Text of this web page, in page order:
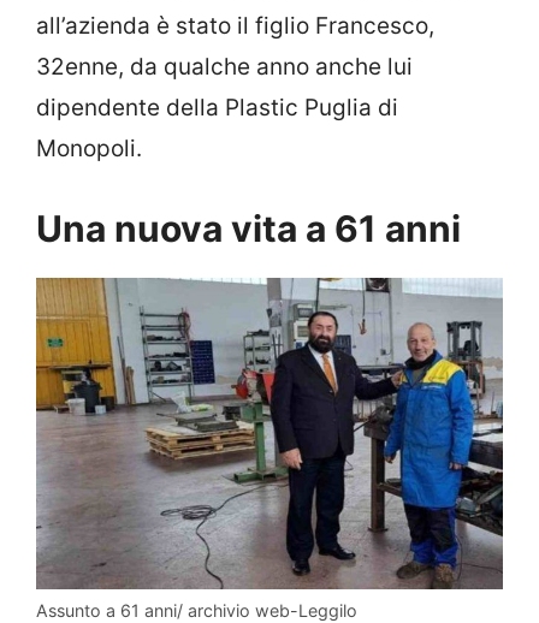
all’azienda è stato il figlio Francesco,
32enne, da qualche anno anche lui
dipendente della Plastic Puglia di
Monopoli.
Una nuova vita a 61 anni
Assunto a 61 anni/ archivio web-Leggilo